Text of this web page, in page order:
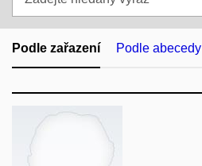
hledaný
výraz
Podle zařazení Podle abecedy